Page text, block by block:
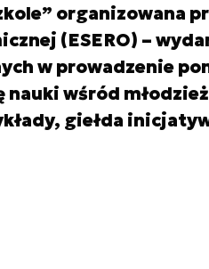
organizowana
(ESERO) –
w prowadzenie
nauki wśród
giełda